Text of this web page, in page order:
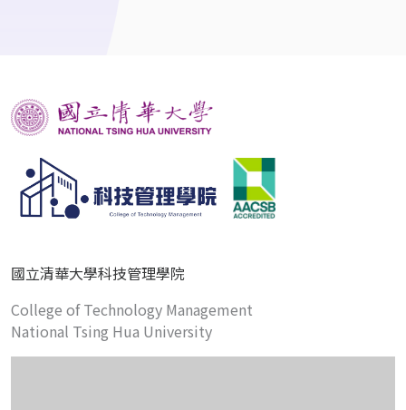
國立清華大學科技管理學院
College of Technology Management
National Tsing Hua University